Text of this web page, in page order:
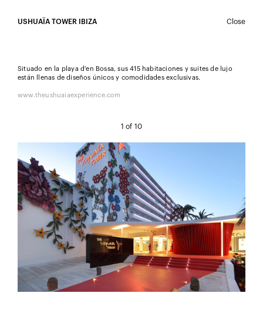
USHUAÏA TOWER IBIZA Close
Situado en la playa d’en Bossa, sus 415 habitaciones y suites de lujo
están llenas de diseños únicos y comodidades exclusivas.
www.theushuaiaexperience.com
1 of 10
REGISTER